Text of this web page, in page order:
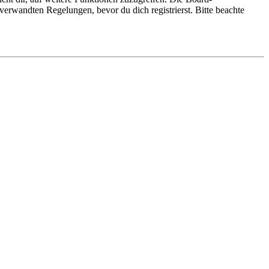
Regelungen, bevor du dich registrierst. Bitte beachte